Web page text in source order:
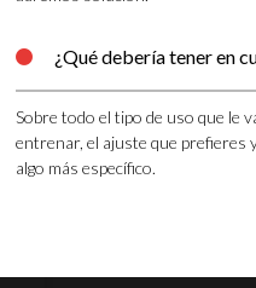
 ¿Qué debería tener en
Sobre todo el tipo de uso que le
entrenar, el ajuste que prefieres
algo más específico.